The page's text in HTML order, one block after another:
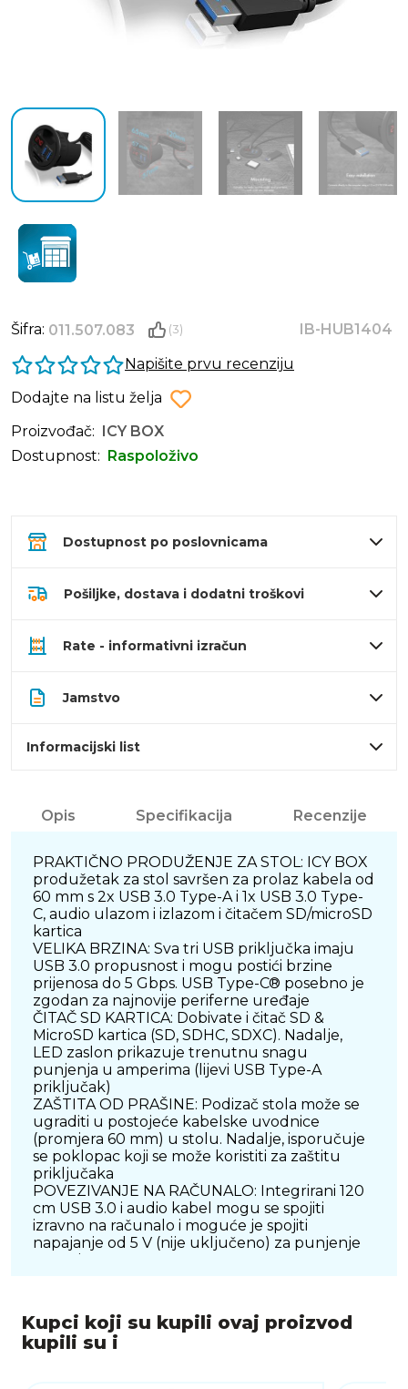
Šifra: 011.507.083 (3)
IB-HUB1404
Napišite prvu recenziju
Dodajte na listu želja
Proizvođač:
ICY BOX
Dostupnost:
Raspoloživo
Dostupnost po poslovnicama
Pošiljke, dostava i dodatni troškovi
Rate - informativni izračun
Jamstvo
Informacijski list
Opis Specifikacija Recenzije
PRAKTIČNO PRODUŽENJE ZA STOL: ICY BOX
produžetak za stol savršen za prolaz kabela od
60 mm s 2x USB 3.0 Type-A i 1x USB 3.0 Type-
C, audio ulazom i izlazom i čitačem SD/microSD
kartica
VELIKA BRZINA: Sva tri USB priključka imaju
USB 3.0 propusnost i mogu postići brzine
prijenosa do 5 Gbps. USB Type-C® posebno je
zgodan za najnovije periferne uređaje
ČITAČ SD KARTICA: Dobivate i čitač SD &
MicroSD kartica (SD, SDHC, SDXC). Nadalje,
LED zaslon prikazuje trenutnu snagu
punjenja u amperima (lijevi USB Type-A
priključak)
ZAŠTITA OD PRAŠINE: Podizač stola može se
ugraditi u postojeće kabelske uvodnice
(promjera 60 mm) u stolu. Nadalje, isporučuje
se poklopac koji se može koristiti za zaštitu
priključaka
POVEZIVANJE NA RAČUNALO: Integrirani 120
cm USB 3.0 i audio kabel mogu se spojiti
izravno na računalo i moguće je spojiti
napajanje od 5 V (nije uključeno) za punjenje
Kupci koji su kupili ovaj proizvod
kupili su i